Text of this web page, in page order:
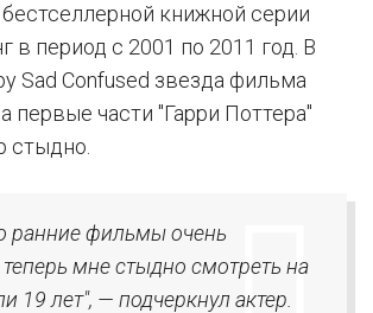
книжной серии
в период с 2001 по 2011 год. В
Sad Confused звезда фильма
первые части "Гарри Поттера"
стыдно.
ранние фильмы очень
теперь мне стыдно смотреть на
19 лет", — подчеркнул актер.